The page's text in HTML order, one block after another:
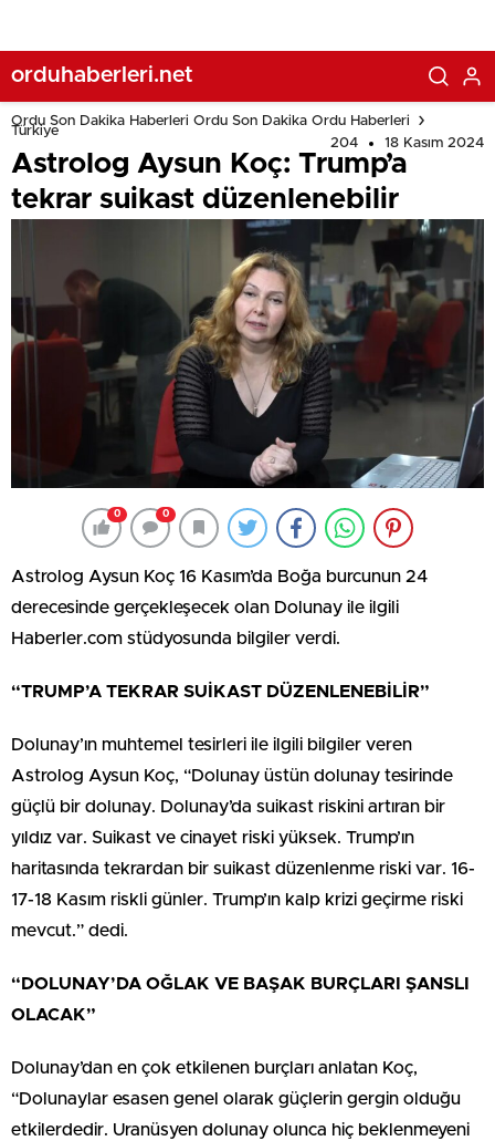
orduhaberleri.net
Ordu Son Dakika Haberleri Ordu Son Dakika Ordu Haberleri
Türkiye
204
18 Kasım 2024
Astrolog Aysun Koç: Trump’a
tekrar suikast düzenlenebilir
0 0
Astrolog Aysun Koç 16 Kasım’da Boğa burcunun 24
derecesinde gerçekleşecek olan Dolunay ile ilgili
Haberler.com stüdyosunda bilgiler verdi.
“TRUMP’A TEKRAR SUİKAST DÜZENLENEBİLİR”
Dolunay’ın muhtemel tesirleri ile ilgili bilgiler veren
Astrolog Aysun Koç, “Dolunay üstün dolunay tesirinde
güçlü bir dolunay. Dolunay’da suikast riskini artıran bir
yıldız var. Suikast ve cinayet riski yüksek. Trump’ın
haritasında tekrardan bir suikast düzenlenme riski var. 16-
17-18 Kasım riskli günler. Trump’ın kalp krizi geçirme riski
mevcut.” dedi.
“DOLUNAY’DA OĞLAK VE BAŞAK BURÇLARI ŞANSLI
OLACAK”
Dolunay’dan en çok etkilenen burçları anlatan Koç,
“Dolunaylar esasen genel olarak güçlerin gergin olduğu
etkilerdedir. Uranüsyen dolunay olunca hiç beklenmeyeni